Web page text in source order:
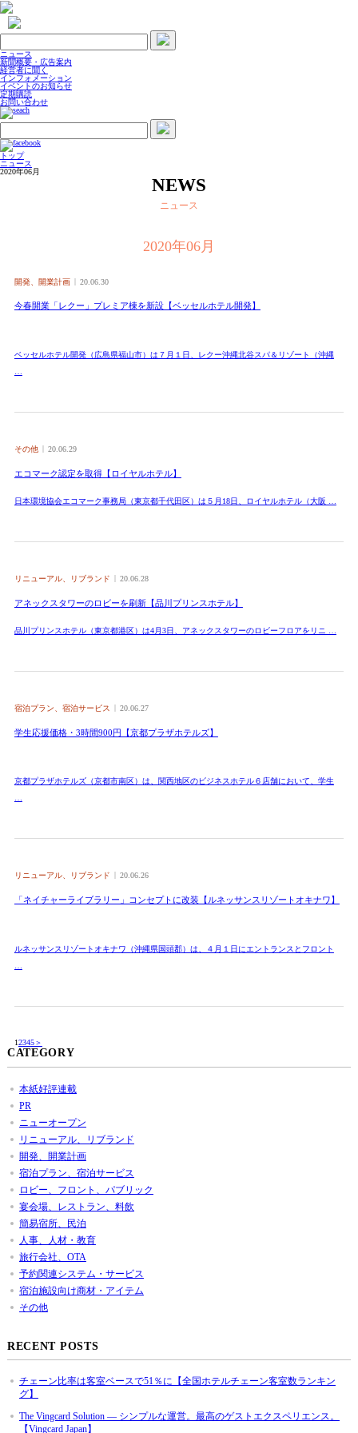
ニュース
新聞概要・広告案内
経営者に聞く
インフォメーション
イベントのお知らせ
定期購読
お問い合わせ
トップ
ニュース
2020年06月
NEWS
ニュース
2020年06月
開発、開業計画 20.06.30
今春開業「レクー」プレミア棟を新設【ベッセルホテル開発】
ベッセルホテル開発（広島県福山市）は７月１日、レクー沖縄北谷スパ＆リゾート（沖縄
その他 20.06.29
エコマーク認定を取得【ロイヤルホテル】
日本環境協会エコマーク事務局（東京都千代田区）は５月18日、ロイヤルホテル（大阪 …
リニューアル、リブランド 20.06.28
アネックスタワーのロビーを刷新【品川プリンスホテル】
品川プリンスホテル（東京都港区）は4月3日、アネックスタワーのロビーフロアをリニ …
宿泊プラン、宿泊サービス 20.06.27
学生応援価格・3時間900円【京都プラザホテルズ】
京都プラザホテルズ（京都市南区）は、関西地区のビジネスホテル６店舗において、学生
…
リニューアル、リブランド 20.06.26
「ネイチャーライブラリー」コンセプトに改装【ルネッサンスリゾートオキナワ】
ルネッサンスリゾートオキナワ（沖縄県国頭郡）は、４月１日にエントランスとフロント
12345＞
CATEGORY
本紙好評連載
PR
ニューオープン
リニューアル、リブランド
開発、開業計画
宿泊プラン、宿泊サービス
ロビー、フロント、パブリック
宴会場、レストラン、料飲
簡易宿所、民泊
人事、人材・教育
旅行会社、OTA
予約関連システム・サービス
宿泊施設向け商材・アイテム
その他
RECENT POSTS
チェーン比率は客室ベースで51％に【全国ホテルチェーン客室数ランキン
グ】
The Vingcard Solution ― シンプルな運営。最高のゲストエクスペリエンス。
【Vingcard Japan】